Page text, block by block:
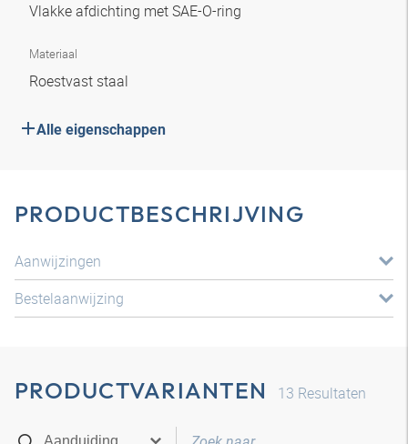
Vlakke afdichting met SAE-O-ring
Materiaal
Roestvast staal
Alle eigenschappen
PRODUCTBESCHRIJVING
Aanwijzingen
Bestelaanwijzing
PRODUCTVARIANTEN 13 Resultaten